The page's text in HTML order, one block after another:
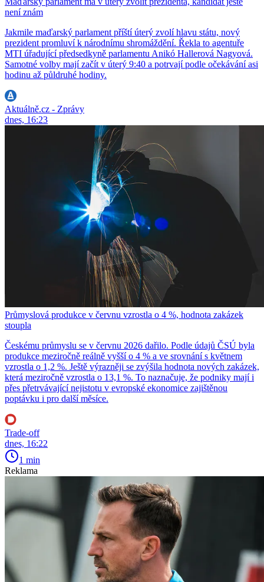
není znám
Jakmile maďarský parlament příští úterý zvolí hlavu státu, nový
prezident promluví k národnímu shromáždění. Řekla to agentuře
MTI úřadující předsedkyně parlamentu Anikó Hallerová Nagyová.
Samotné volby mají začít v úterý 9:40 a potrvají podle očekávání asi
hodinu až půldruhé hodiny.
Aktuálně.cz - Zprávy
dnes, 16:23
Průmyslová produkce v červnu vzrostla o 4 %, hodnota zakázek
stoupla
Českému průmyslu se v červnu 2026 dařilo. Podle údajů ČSÚ byla
produkce meziročně reálně vyšší o 4 % a ve srovnání s květnem
vzrostla o 1,2 %. Ještě výrazněji se zvýšila hodnota nových zakázek,
která meziročně vzrostla o 13,1 %. To naznačuje, že podniky mají i
přes přetrvávající nejistotu v evropské ekonomice zajištěnou
poptávku i pro další měsíce.
Trade-off
dnes, 16:22
1 min
Reklama